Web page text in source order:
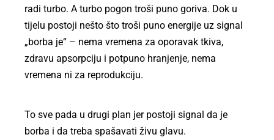
radi turbo. A turbo pogon troši puno goriva. Dok u
tijelu postoji nešto što troši puno energije uz signal
„borba je“ – nema vremena za oporavak tkiva,
zdravu apsorpciju i potpuno hranjenje, nema
vremena ni za reprodukciju.
To sve pada u drugi plan jer postoji signal da je
borba i da treba spašavati živu glavu.